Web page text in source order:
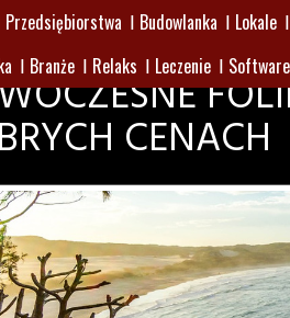
Przedsiębiorstwa Budowlanka
Lokale
Branże Relaks Leczenie Software
CENACH